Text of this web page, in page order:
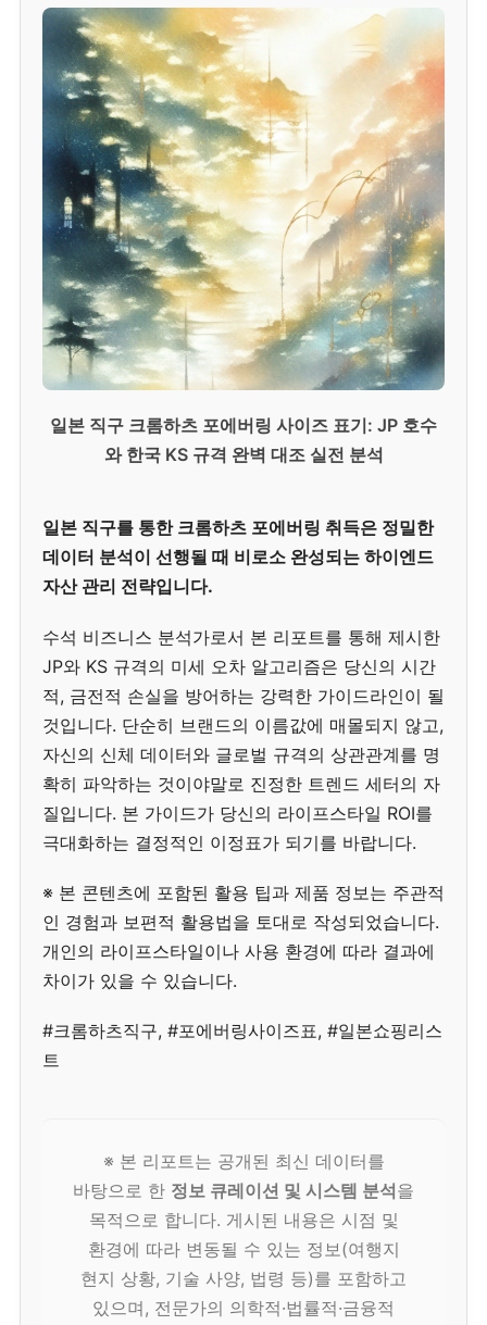
일본 직구 크롬하츠 포에버링 사이즈 표기: JP 호수
와 한국 KS 규격 완벽 대조 실전 분석
일본 직구를 통한 크롬하츠 포에버링 취득은 정밀한
데이터 분석이 선행될 때 비로소 완성되는 하이엔드
자산 관리 전략입니다.
수석 비즈니스 분석가로서 본 리포트를 통해 제시한
JP와 KS 규격의 미세 오차 알고리즘은 당신의 시간
적, 금전적 손실을 방어하는 강력한 가이드라인이 될
것입니다. 단순히 브랜드의 이름값에 매몰되지 않고,
자신의 신체 데이터와 글로벌 규격의 상관관계를 명
확히 파악하는 것이야말로 진정한 트렌드 세터의 자
질입니다. 본 가이드가 당신의 라이프스타일 ROI를
극대화하는 결정적인 이정표가 되기를 바랍니다.
※ 본 콘텐츠에 포함된 활용 팁과 제품 정보는 주관적
인 경험과 보편적 활용법을 토대로 작성되었습니다.
개인의 라이프스타일이나 사용 환경에 따라 결과에
차이가 있을 수 있습니다.
#크롬하츠직구, #포에버링사이즈표, #일본쇼핑리스
트
※ 본 리포트는 공개된 최신 데이터를
바탕으로 한 정보 큐레이션 및 시스템 분석을
목적으로 합니다. 게시된 내용은 시점 및
환경에 따라 변동될 수 있는 정보(여행지
현지 상황, 기술 사양, 법령 등)를 포함하고
있으며, 전문가의 의학적·법률적·금융적